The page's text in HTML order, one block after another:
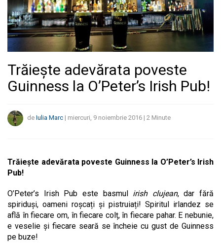
Trăiește adevărata poveste
Guinness la O’Peter’s Irish Pub!
de Iulia Marc | miercuri, 9 noiembrie 2016 | 2 Minute
Trăiește adevărata poveste Guinness la O’Peter’s Irish
Pub!
O’Peter’s Irish Pub este basmulirish clujean, dar fără
spiriduși, oameni roșcați și pistruiați! Spiritul irlandez se
află în fiecare om, în fiecare colț, în fiecare pahar. E nebunie,
e veselie și fiecare seară se încheie cu gust de Guinness
pe buze!